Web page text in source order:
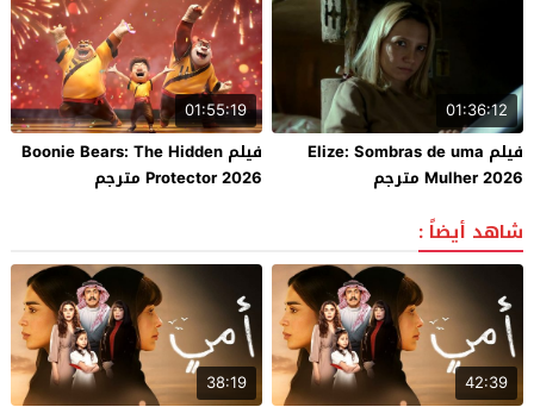
01:36:12
فيلم Elize: Sombras de uma
Mulher 2026 مترجم
01:55:19
فيلم Boonie Bears: The Hidden
Protector 2026 مترجم
شاهد أيضاً :
42:39
38:19